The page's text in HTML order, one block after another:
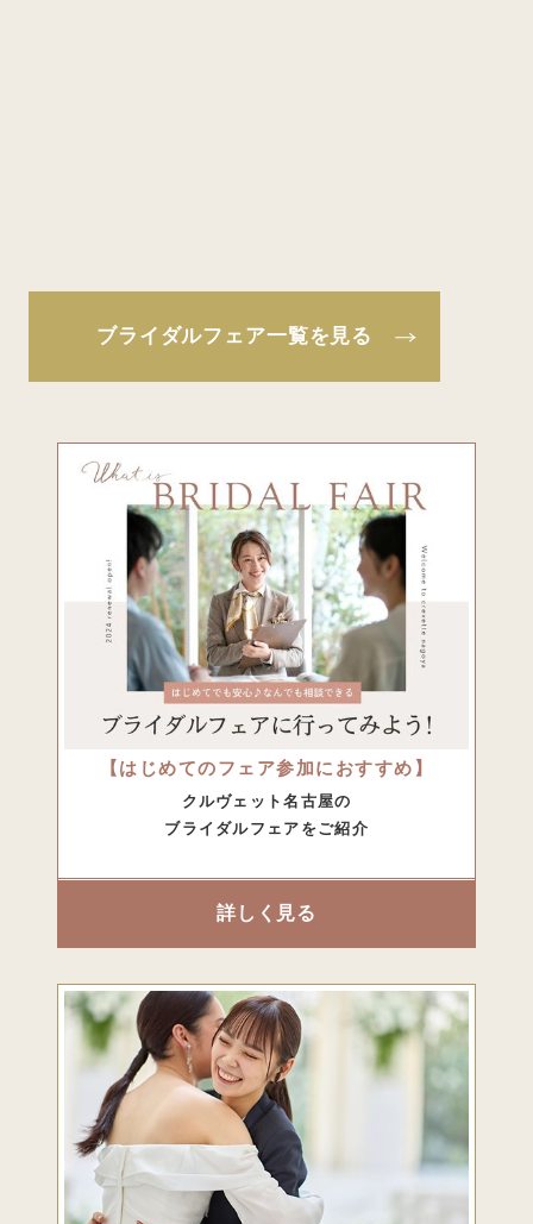
ブライダルフェア一覧を見る
【はじめてのフェア参加におすすめ】
クルヴェット名古屋の
ブライダルフェアをご紹介
詳しく見る